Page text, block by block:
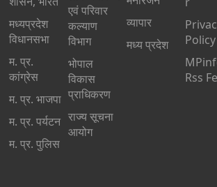
मध्‍यप्रदेश
विधानसभा
म. प्र.
कांग्रेस
म. प्र. भाजपा
म. प्र. पर्यटन
म. प्र. पुलिस
एवं परिवार
कल्याण
विभाग
भोपाल
विकास
प्राधिकरण
राज्य सूचना
आयोग
व्यापार
मध्य प्रदेश
Policy
Rss